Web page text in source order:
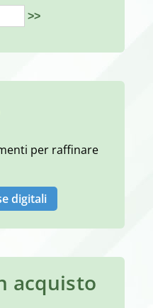
>>
per raffinare
digitali
acquisto